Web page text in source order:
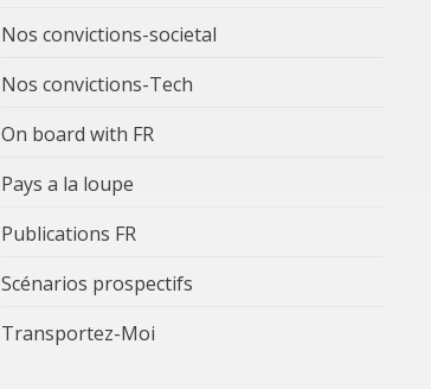
Nos convictions-societal
Nos convictions-Tech
On board with FR
Pays a la loupe
Publications FR
Scénarios prospectifs
Transportez-Moi